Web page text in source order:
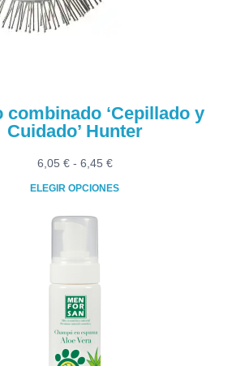
combinado ‘Cepillado y
Cuidado’ Hunter
6,05 € - 6,45 €Rango
ELEGIR OPCIONES
múltiples
variantes.
Las
opciones
se
pueden